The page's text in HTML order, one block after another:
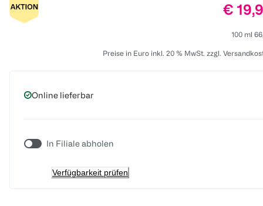
Preis:
€
100 ml
Preise in Euro inkl. 20 % MwSt. zzgl.
Online lieferbar
In Filiale abholen
Verfügbarkeit prüfen